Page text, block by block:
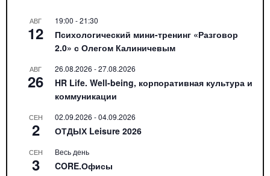
АВГ
12
19:00 -21:30
Психологический мини-тренинг «Разговор
2.0» с Олегом Калиничевым
АВГ
26
26.08.2026 -27.08.2026
HR Life. Well-being, корпоративная культура и
коммуникации
СЕН
2
02.09.2026 -04.09.2026
ОТДЫХ Leisure 2026
СЕН
3
Весь день
CORE.Офисы